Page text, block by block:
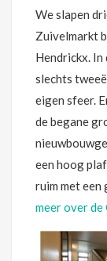
We slapen
Zuivelmarkt
Hendrickx.
slechts
eigen sfeer.
de begane
een hoog
ruim met een
meer over de